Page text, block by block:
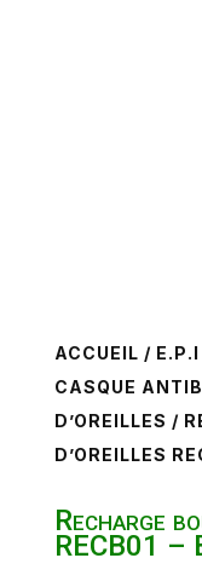
ACCUEIL / E.P.I
CASQUE
D’OREILLES /
D’OREILLES
Recharge
RECB01 –